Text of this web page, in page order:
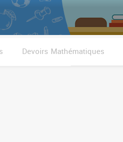
Devoirs Mathématiques